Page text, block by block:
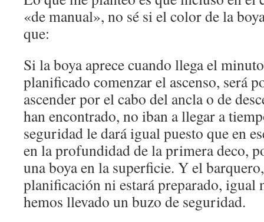
«de manual», no sé si el color de la
que:
Si la boya aprece cuando llega el
planificado comenzar el ascenso, será
ascender por el cabo del ancla o de
han encontrado, no iban a llegar a
seguridad le dará igual puesto que en
en la profundidad de la primera deco,
una boya en la superficie. Y el
planificación ni estará preparado, igual
hemos llevado un buzo de seguridad.